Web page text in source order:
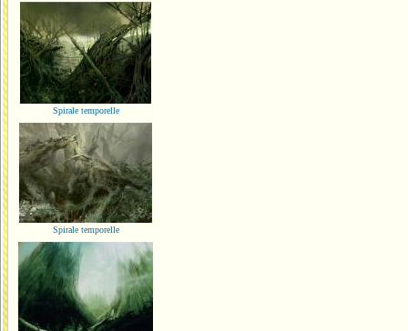
Spirale temporelle
Spirale temporelle